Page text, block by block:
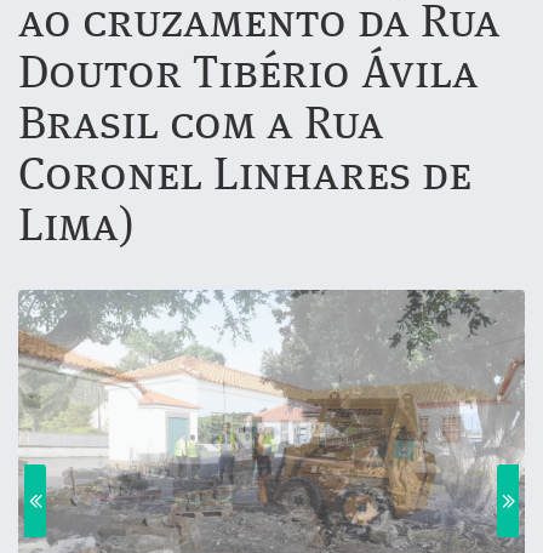
ao cruzamento da Rua
Doutor Tibério Ávila
Brasil com a Rua
Coronel Linhares de
Lima)